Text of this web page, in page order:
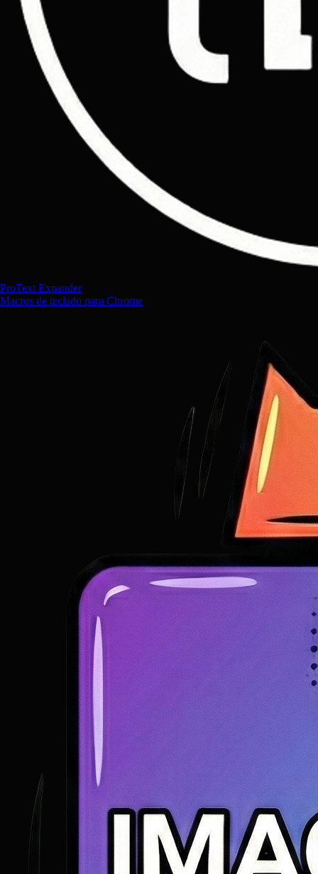
ProText Expander
Macros de teclado para Chrome